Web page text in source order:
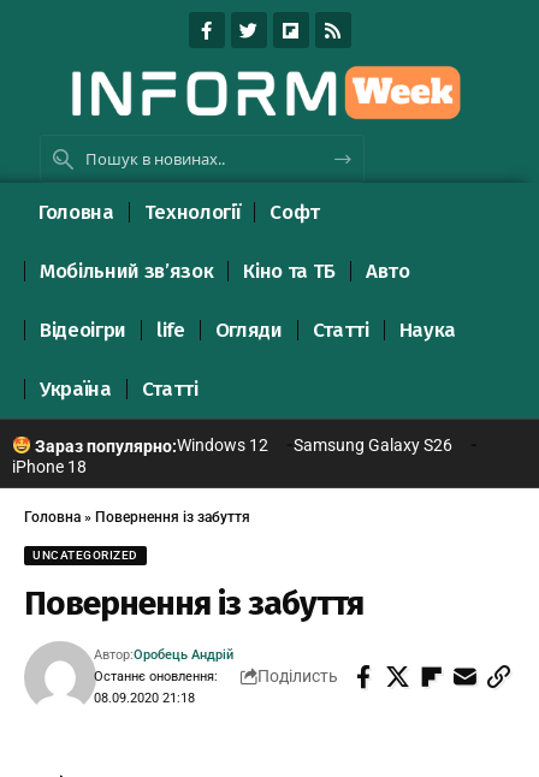
Головна Технології Софт
Мобільний зв’язок Кіно та ТБ Авто
Відеоігри life Огляди Статті Наука
Україна Статті
Зараз популярно:Windows 12
Samsung Galaxy S26
iPhone 18
Головна » Повернення із забуття
UNCATEGORIZED
Повернення із забуття
Останнє оновлення:
08.09.2020 21:18
Автор:Оробець Андрій
Поділисть